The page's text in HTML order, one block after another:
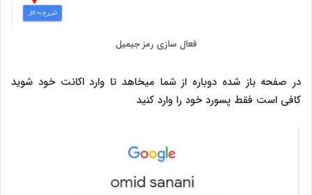
فعال سازی رمز جیمیل
در صفحه باز شده دوباره از شما میخاهد تا وارد اکانت خود شوید
کافی است فقط پسورد خود را وارد کنید